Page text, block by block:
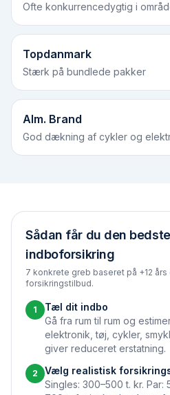
Ofte konkurrencedygtig i
Topdanmark
Stærk på bundlede pakker
Alm. Brand
God dækning af cykler og
Sådan får du den
indboforsikring
7 konkrete greb baseret på +12
forsikringstilbud.
1
Tæl dit indbo
Gå fra rum til rum og
elektronik, tøj, cykler,
giver reduceret erstatning.
2
Vælg realistisk
Singles: 300–500 t. kr. Par: